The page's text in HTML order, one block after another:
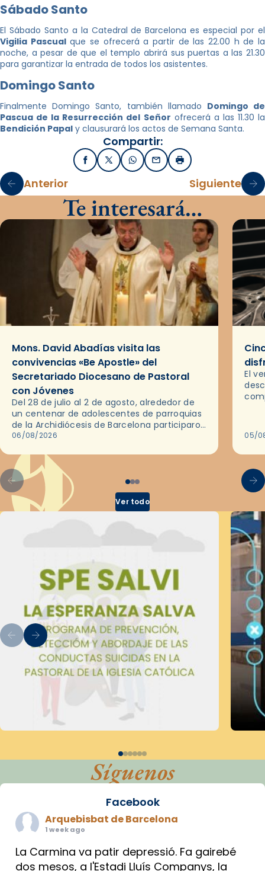
Sábado Santo
El Sábado Santo a la Catedral de Barcelona es especial por el
Vigilia Pascualque se ofrecerá a partir de las 22.00 h de la
noche, a pesar de que el templo abrirá sus puertas a las 21.30
para garantizar la entrada de todos los asistentes.
Domingo Santo
Finalmente Domingo Santo, también llamado Domingo de
Pascua de la Resurrección del Señor ofrecerá a las 11.30 la
Bendición Papal y clausurará los actos de Semana Santa.
Compartir:
FacebookX / TwitterWhatsApp
EmailImprimir
Anterior Siguiente
Te interesará…
Mons. David Abadías visita las
convivencias «Be Apostle» del
Secretariado Diocesano de Pastoral
con Jóvenes
Del 28 de julio al 2 de agosto, alrededor de
un centenar de adolescentes de parroquias
de la Archidiócesis de Barcelona participaron
en las convivencias Be Apostle, organizadas
06/08/2026
El
05/
Ver todo
Síguenos
Facebook
Arquebisbat de Barcelona
1 week ago
La Carmina va patir depressió. Fa gairebé
dos mesos, a l'Estadi Lluís Companys, la